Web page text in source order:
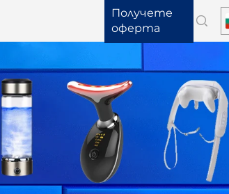
Получете
оферта